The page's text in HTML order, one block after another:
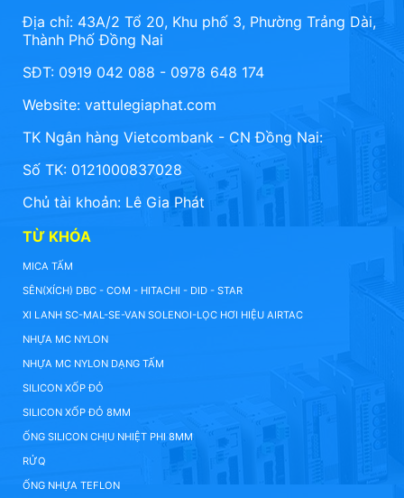
Địa chỉ: 43A/2 Tổ 20, Khu phố 3, Phường Trảng Dài,
Thành Phố Đồng Nai
SĐT: 0919 042 088 - 0978 648 174
Website: vattulegiaphat.com
TK Ngân hàng Vietcombank - CN Đồng Nai:
Số TK: 0121000837028
Chủ tài khoản: Lê Gia Phát
TỪ KHÓA
MICA TẤM
SÊN(XÍCH) DBC - COM - HITACHI - DID - STAR
XI LANH SC-MAL-SE-VAN SOLENOI-LỌC HƠI HIỆU AIRTAC
NHỰA MC NYLON
NHỰA MC NYLON DẠNG TẤM
SILICON XỐP ĐỎ
SILICON XỐP ĐỎ 8MM
ỐNG SILICON CHỊU NHIỆT PHI 8MM
RỬQ
ỐNG NHỰA TEFLON